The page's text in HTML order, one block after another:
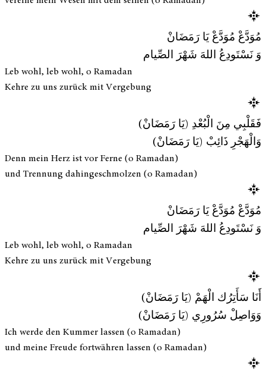
مُوَدَّعْ مُوَدَّعْ يَا رَمَضَانْ
وَ نَسْتَودِعُ اللهَ شَهْرَ الصِّيام
Leb wohl, leb wohl, o Ramadan
Kehre zu uns zurück mit Vergebung
فَقَلْبِي مِنَ الْبُعْدِ (يَا رَمَضَانْ)
وَالْهَجْرِ ذَائِبْ (يَا رَمَضَانْ)
Denn mein Herz ist vor Ferne (o Ramadan)
und Trennung dahingeschmolzen (o Ramadan)
مُوَدَّعْ مُوَدَّعْ يَا رَمَضَانْ
وَ نَسْتَودِعُ اللهَ شَهْرَ الصِّيام
Leb wohl, leb wohl, o Ramadan
Kehre zu uns zurück mit Vergebung
أَنَا سَأَتِرُك الْهَمْ (يَا رَمَضَانْ)
وَوَاصِلْ سُرُورِي (يَا رَمَضَانْ)
Ich werde den Kummer lassen (o Ramadan)
und meine Freude fortwähren lassen (o Ramadan)